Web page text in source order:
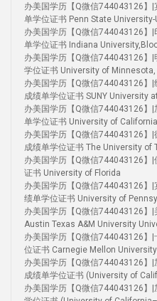
办美国学历【Q微信744043126】
单学位证书 Penn State
办美国学历【Q微信744043126】
单学位证书 Indiana
办美国学历【Q微信744043126】
学位证书 University of
办美国学历【Q微信744043126】|
成绩单学位证书 SUNY University
办美国学历【Q微信744043126】
单学位证书 University of
办美国学历【Q微信744043126】|
成绩单学位证书 The University of
办美国学历【Q微信744043126】|
证书 University of Florida
办美国学历【Q微信744043126】
绩单学位证书 University of
办美国学历【Q微信744043126】
Austin Texas A&M University
办美国学历【Q微信744043126】
位证书 Carnegie Mellon University
办美国学历【Q微信744043126】|
成绩单学位证书 (University of
办美国学历【Q微信744043126】